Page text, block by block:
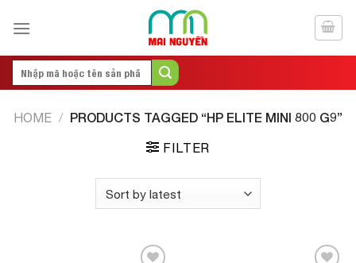
Search
HOME / PRODUCTS TAGGED “HP ELITE MINI 800 G9”
FILTER